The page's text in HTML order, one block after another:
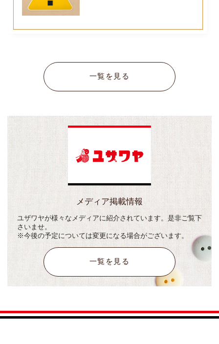
一覧を見る
メディア掲載情報
ユザワヤが様々なメディアに紹介されています。是非ご覧下
さいませ。
※今後の予定については変更になる場合がございます。
一覧を見る